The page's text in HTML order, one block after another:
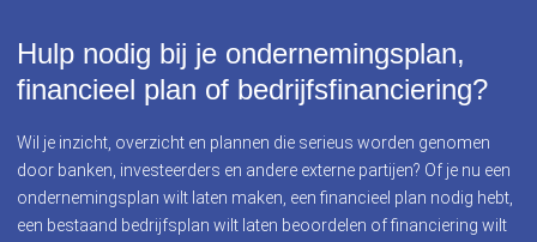
Hulp nodig bij je ondernemingsplan,
financieel plan of bedrijfsfinanciering?
Wil je inzicht, overzicht en plannen die serieus worden genomen
door banken, investeerders en andere externe partijen? Of je nu een
ondernemingsplan wilt laten maken, een financieel plan nodig hebt,
een bestaand bedrijfsplan wilt laten beoordelen of financiering wilt